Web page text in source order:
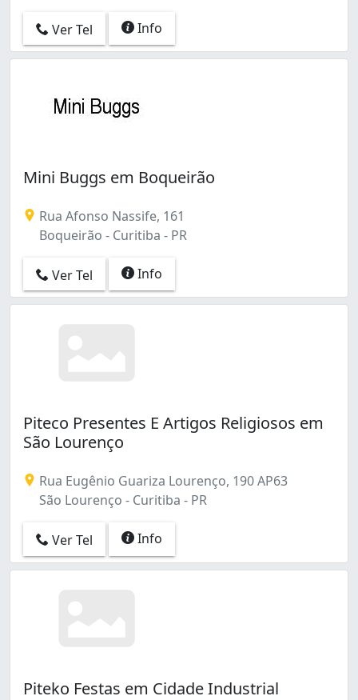
Ver Tel Info
Mini Buggs em Boqueirão
Rua Afonso Nassife, 161
Boqueirão - Curitiba - PR
Ver Tel Info
Piteco Presentes E Artigos Religiosos em
São Lourenço
Rua Eugênio Guariza Lourenço, 190 AP63
São Lourenço - Curitiba - PR
Ver Tel Info
Piteko Festas em Cidade Industrial